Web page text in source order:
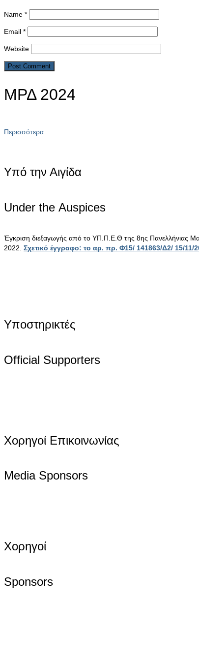
Name *
Email *
Website
ΜΡΔ 2024
Περισσότερα
Υπό την Αιγίδα
Under the Αuspices
Έγκριση διεξαγωγής από το ΥΠ.Π.Ε.Θ της 8ης Πανελλήνιας
2022. Σχετικό έγγραφο: το αρ. πρ. Φ15/ 141863/Δ2/ 15/11/
Υποστηρικτές
Official Supporters
Χορηγοί Επικοινωνίας
Media Sponsors
Χορηγοί
Sponsors